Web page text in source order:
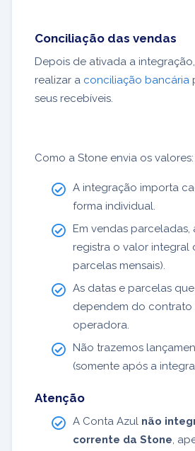
Conciliação das vendas
Depois de ativada a
realizar a conciliação bancária
seus recebíveis.
Como a Stone envia os valores:
A integração importa
forma individual.
Em vendas parceladas,
registra o valor integral
parcelas mensais).
As datas e parcelas
dependem do contrato
operadora.
Não trazemos
(somente após a
Atenção
A Conta Azul não
corrente da Stone,